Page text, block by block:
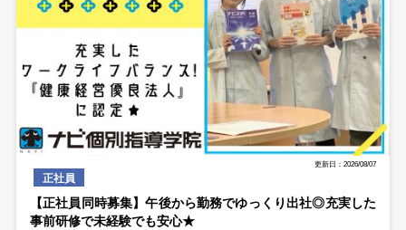
更新日：2026/08/07
正社員
【正社員同時募集】午後から勤務でゆっくり出社◎充実した
事前研修で未経験でも安心★